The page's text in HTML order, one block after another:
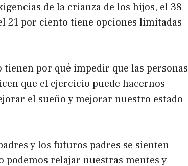
de la crianza de los hijos, el 38
por ciento tiene opciones limitadas
por qué impedir que las personas
que el ejercicio puede hacernos
el sueño y mejorar nuestro estado
y los futuros padres se sienten
podemos relajar nuestras mentes y